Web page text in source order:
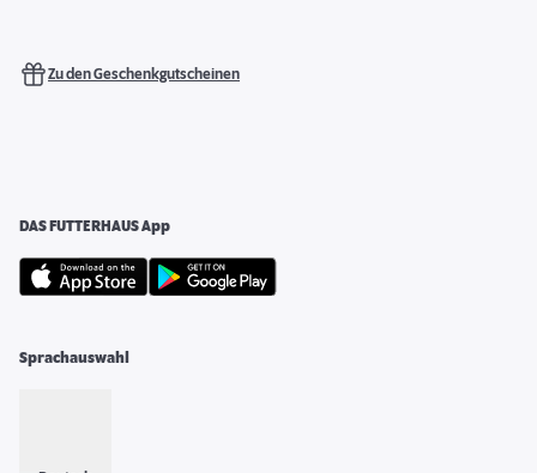
Zu den Geschenkgutscheinen
DAS FUTTERHAUS App
Sprachauswahl